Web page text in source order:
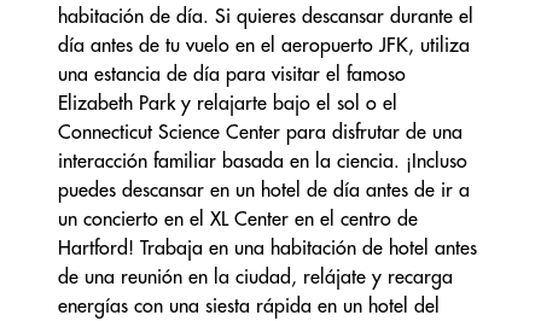
habitación de día. Si quieres descansar durante el
día antes de tu vuelo en el aeropuerto JFK, utiliza
una estancia de día para visitar el famoso
Elizabeth Park y relajarte bajo el sol o el
Connecticut Science Center para disfrutar de una
interacción familiar basada en la ciencia. ¡Incluso
puedes descansar en un hotel de día antes de ir a
un concierto en el XL Center en el centro de
Hartford! Trabaja en una habitación de hotel antes
de una reunión en la ciudad, relájate y recarga
energías con una siesta rápida en un hotel del